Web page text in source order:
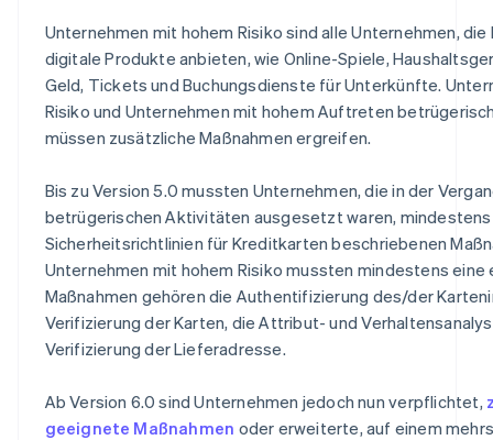
Unternehmen mit hohem Risiko sind alle Unternehmen,
digitale Produkte anbieten, wie Online-Spiele,
Geld, Tickets und Buchungsdienste für Unterkünfte.
Risiko und Unternehmen mit hohem Auftreten
müssen zusätzliche Maßnahmen ergreifen.
Bis zu Version 5.0 mussten Unternehmen, die in der
betrügerischen Aktivitäten ausgesetzt waren, mindestens
Sicherheitsrichtlinien für Kreditkarten beschriebenen
Unternehmen mit hohem Risiko mussten mindestens eine
Maßnahmen gehören die Authentifizierung des/der
Verifizierung der Karten, die Attribut- und
Verifizierung der Lieferadresse.
Ab Version 6.0 sind Unternehmen jedoch nun verpflichtet,
geeignete Maßnahmen oder erweiterte, auf einem